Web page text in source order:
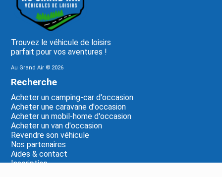
Trouvez le véhicule de loisirs
parfait pour vos aventures !
Au Grand Air © 2026
Recherche
Acheter un camping-car d'occasion
Acheter une caravane d'occasion
Acheter un mobil-home d'occasion
Acheter un van d'occasion
Revendre son véhicule
Nos partenaires
Aides & contact
Inscription